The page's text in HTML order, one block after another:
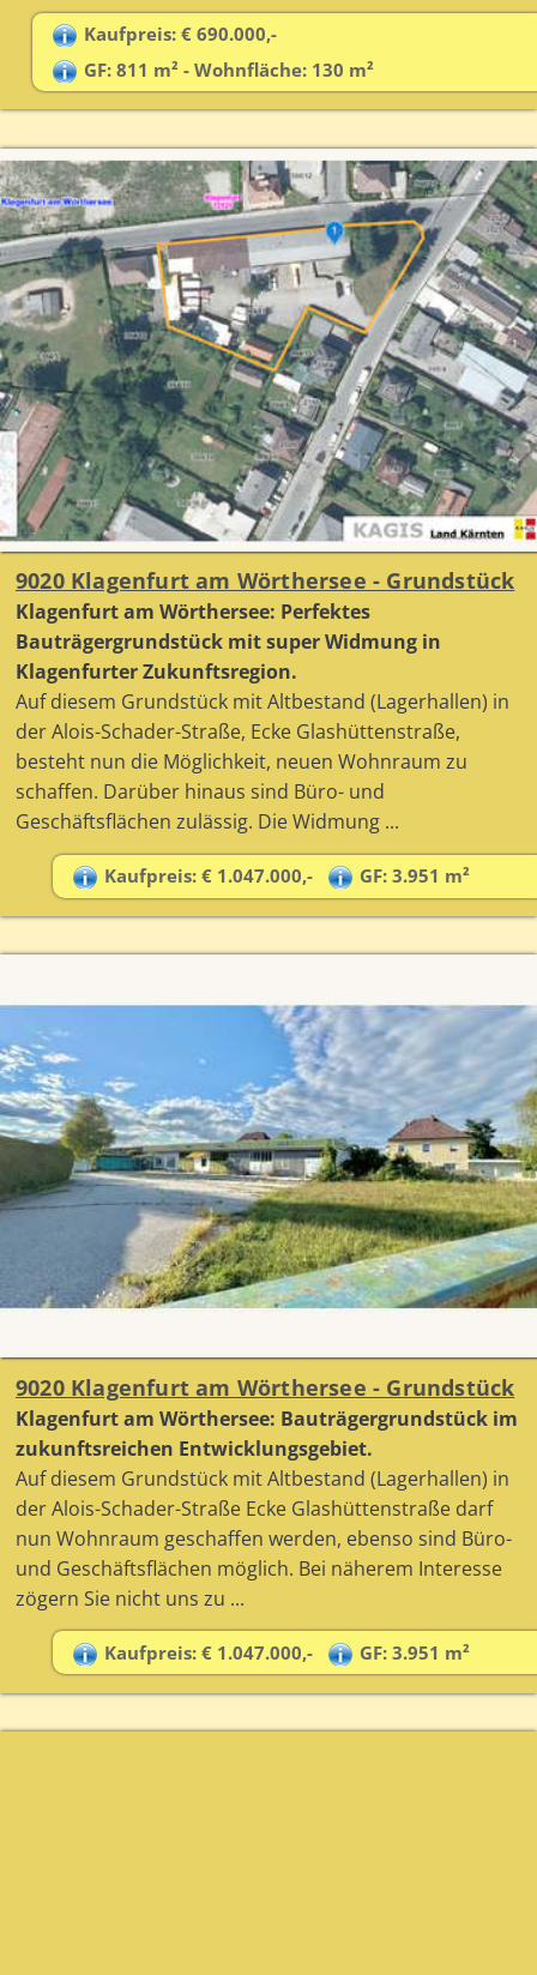
Kaufpreis: € 690.000,-
GF: 811 m² - Wohnfläche: 130 m²
9020 Klagenfurt am Wörthersee - Grundstück
Klagenfurt am Wörthersee: Perfektes
Bauträgergrundstück mit super Widmung in
Klagenfurter Zukunftsregion.
Auf diesem Grundstück mit Altbestand (Lagerhallen) in
der Alois-Schader-Straße, Ecke Glashüttenstraße,
besteht nun die Möglichkeit, neuen Wohnraum zu
schaffen. Darüber hinaus sind Büro- und
Geschäftsflächen zulässig. Die Widmung ...
Kaufpreis: € 1.047.000,- GF: 3.951 m²
9020 Klagenfurt am Wörthersee - Grundstück
Klagenfurt am Wörthersee: Bauträgergrundstück im
zukunftsreichen Entwicklungsgebiet.
Auf diesem Grundstück mit Altbestand (Lagerhallen) in
der Alois-Schader-Straße Ecke Glashüttenstraße darf
nun Wohnraum geschaffen werden, ebenso sind Büro-
und Geschäftsflächen möglich. Bei näherem Interesse
zögern Sie nicht uns zu ...
Kaufpreis: € 1.047.000,- GF: 3.951 m²